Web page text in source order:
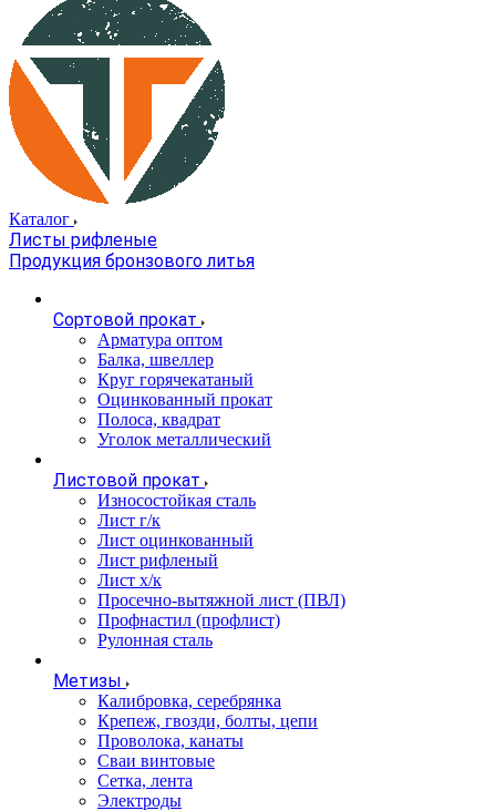
Каталог
Листы рифленые
Продукция бронзового литья
Сортовой прокат
Арматура оптом
Балка, швеллер
Круг горячекатаный
Оцинкованный прокат
Полоса, квадрат
Уголок металлический
Листовой прокат
Износостойкая сталь
Лист г/к
Лист оцинкованный
Лист рифленый
Лист х/к
Просечно-вытяжной лист (ПВЛ)
Профнастил (профлист)
Рулонная сталь
Метизы
Калибровка, серебрянка
Крепеж, гвозди, болты, цепи
Проволока, канаты
Сваи винтовые
Сетка, лента
Электроды